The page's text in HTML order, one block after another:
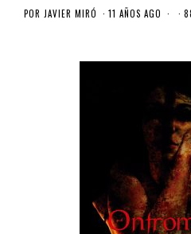
POR JAVIER MIRÓ 11 AÑOS AGO